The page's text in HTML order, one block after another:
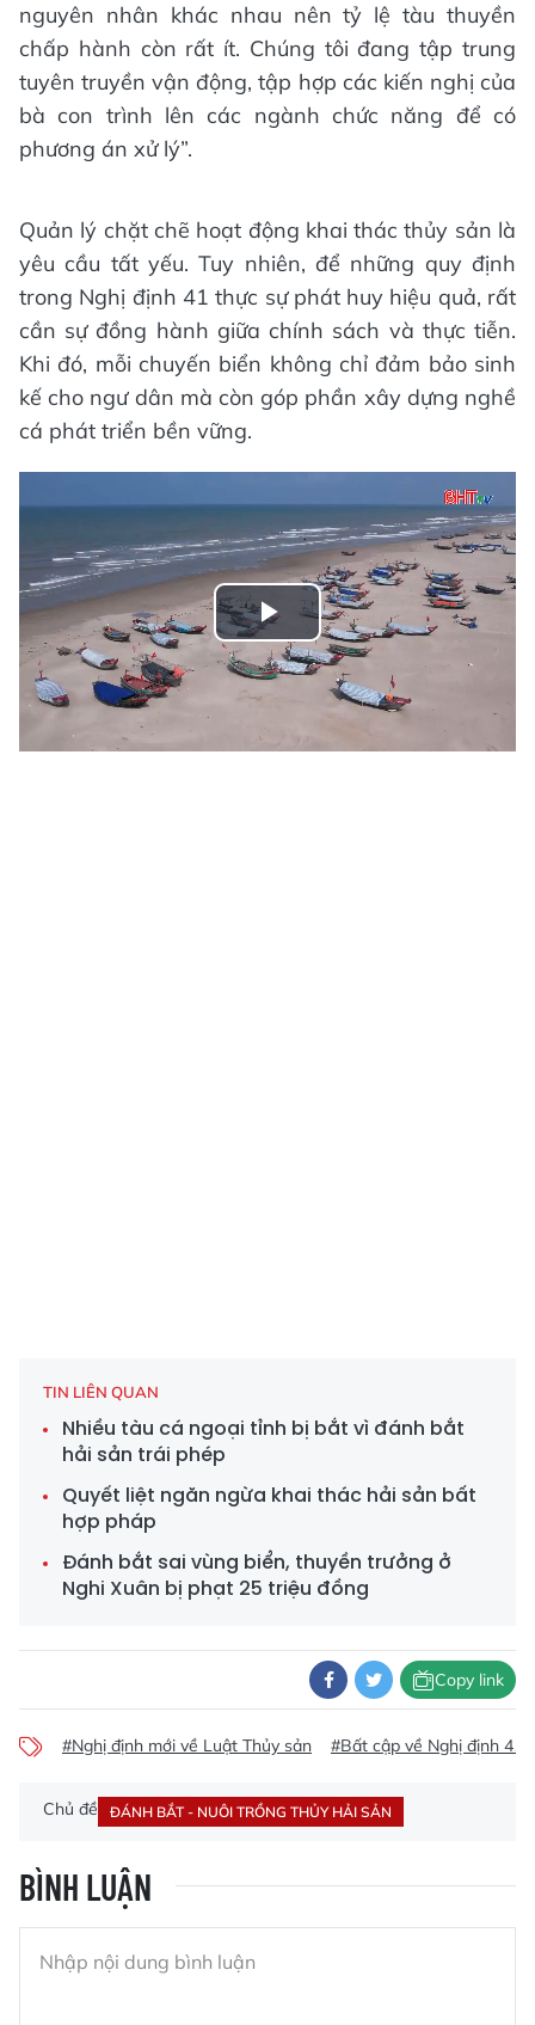
nguyên nhân khác nhau nên tỷ lệ tàu thuyền
chấp hành còn rất ít. Chúng tôi đang tập trung
tuyên truyền vận động, tập hợp các kiến nghị của
bà con trình lên các ngành chức năng để có
phương án xử lý”.
Quản lý chặt chẽ hoạt động khai thác thủy sản là
yêu cầu tất yếu. Tuy nhiên, để những quy định
trong Nghị định 41 thực sự phát huy hiệu quả, rất
cần sự đồng hành giữa chính sách và thực tiễn.
Khi đó, mỗi chuyến biển không chỉ đảm bảo sinh
kế cho ngư dân mà còn góp phần xây dựng nghề
cá phát triển bền vững.
Play
Video
TIN LIÊN QUAN
Nhiều tàu cá ngoại tỉnh bị bắt vì đánh bắt
hải sản trái phép
Quyết liệt ngăn ngừa khai thác hải sản bất
hợp pháp
Đánh bắt sai vùng biển, thuyền trưởng ở
Nghi Xuân bị phạt 25 triệu đồng
Copy link
#Nghị định mới về Luật Thủy sản #Bất cập về Nghị định 41
Chủ đề ĐÁNH BẮT - NUÔI TRỒNG THỦY HẢI SẢN
BÌNH LUẬN